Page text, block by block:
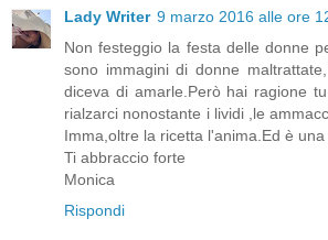
Lady Writer 9 marzo 2016 alle ore
Non festeggio la festa delle donne
sono immagini di donne
diceva di amarle.Però hai ragione
rialzarci nonostante i lividi ,le
Imma,oltre la ricetta l'anima.Ed è una
Ti abbraccio forte
Monica
Rispondi